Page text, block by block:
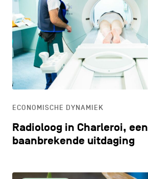
ECONOMISCHE DYNAMIEK
Radioloog in Charleroi, een
baanbrekende uitdaging